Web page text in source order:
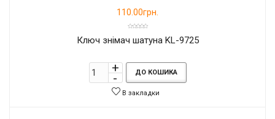
110.00грн.
Ключ знімач шатуна KL-9725
ДО КОШИКА
В закладки